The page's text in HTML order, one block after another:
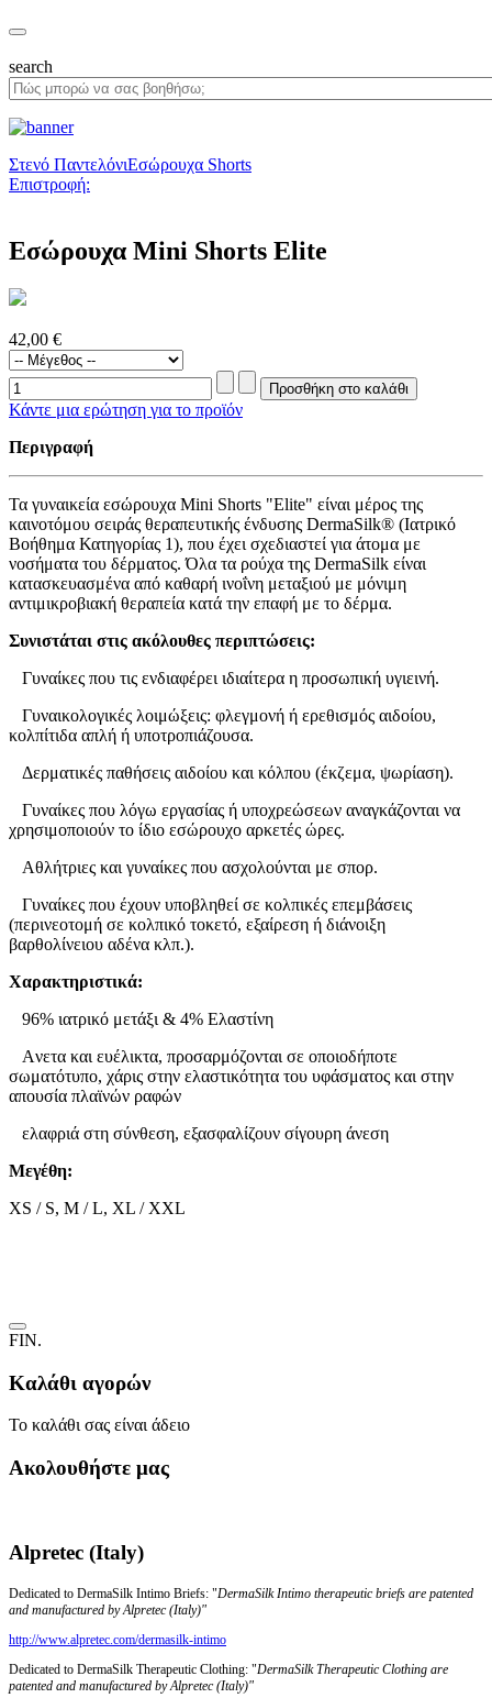
search
Στενό ΠαντελόνιΕσώρουχα Shorts
Επιστροφή:
Εσώρουχα Mini Shorts Elite
42,00 €
Κάντε μια ερώτηση για το προϊόν
Περιγραφή
Τα γυναικεία εσώρουχα Mini Shorts "Elite" είναι μέρος της
καινοτόμου σειράς θεραπευτικής ένδυσης DermaSilk® (Ιατρικό
Βοήθημα Κατηγορίας 1), που έχει σχεδιαστεί για άτομα με
νοσήματα του δέρματος. Όλα τα ρούχα της DermaSilk είναι
κατασκευασμένα από καθαρή ινοΐνη μεταξιού με μόνιμη
αντιμικροβιακή θεραπεία κατά την επαφή με το δέρμα.
Συνιστάται στις ακόλουθες περιπτώσεις:
Γυναίκες που τις ενδιαφέρει ιδιαίτερα η προσωπική υγιεινή.
Γυναικολογικές λοιμώξεις: φλεγμονή ή ερεθισμός αιδοίου,
κολπίτιδα απλή ή υποτροπιάζουσα.
Δερματικές παθήσεις αιδοίου και κόλπου (έκζεμα, ψωρίαση).
Γυναίκες που λόγω εργασίας ή υποχρεώσεων αναγκάζονται να
χρησιμοποιούν το ίδιο εσώρουχο αρκετές ώρες.
Αθλήτριες και γυναίκες που ασχολούνται με σπορ.
Γυναίκες που έχουν υποβληθεί σε κολπικές επεμβάσεις
(περινεοτομή σε κολπικό τοκετό, εξαίρεση ή διάνοιξη
βαρθολίνειου αδένα κλπ.).
Χαρακτηριστικά:
96% ιατρικό μετάξι & 4% Ελαστίνη
Aνετα και ευέλικτα, προσαρμόζονται σε οποιοδήποτε
σωματότυπο, χάρις στην ελαστικότητα του υφάσματος και στην
απουσία πλαϊνών ραφών
ελαφριά στη σύνθεση, εξασφαλίζουν σίγουρη άνεση
Μεγέθη:
XS / S, M / L, XL / XXL
FIN.
Καλάθι αγορών
Το καλάθι σας είναι άδειο
Ακολουθήστε μας
Alpretec (Italy)
Dedicated to DermaSilk Intimo Briefs: "DermaSilk Intimo therapeutic briefs are patented
and manufactured by Alpretec (Italy)"
http://www.alpretec.com/dermasilk-intimo
Dedicated to DermaSilk Therapeutic Clothing: "DermaSilk Therapeutic Clothing are
patented and manufactured by Alpretec (Italy)"